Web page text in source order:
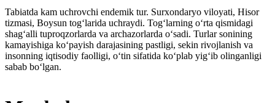
Tabiatda kam uchrovchi endemik tur. Surxondaryo viloyati, Hisor
tizmasi, Boysun togʻlarida uchraydi. Togʻlarning oʻrta qismidagi
shagʻalli tuproqzorlarda va archazorlarda oʻsadi. Turlar sonining
kamayishiga koʻpayish darajasining pastligi, sekin rivojlanish va
insonning iqtisodiy faolligi, oʻtin sifatida koʻplab yigʻib olinganligi
sabab boʻlgan.